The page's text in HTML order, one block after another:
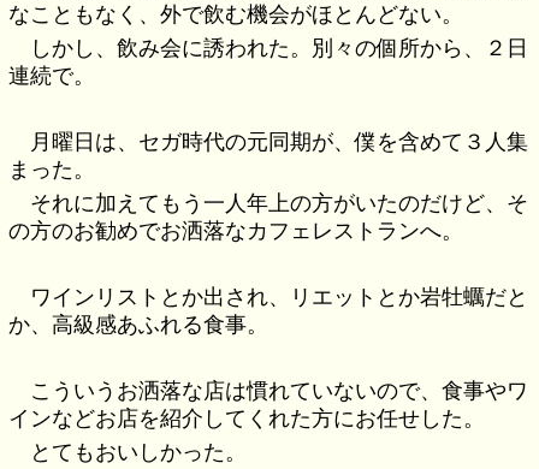
なこともなく、外で飲む機会がほとんどない。
しかし、飲み会に誘われた。別々の個所から、２日
連続で。
月曜日は、セガ時代の元同期が、僕を含めて３人集
まった。
それに加えてもう一人年上の方がいたのだけど、そ
の方のお勧めでお洒落なカフェレストランへ。
ワインリストとか出され、リエットとか岩牡蠣だと
か、高級感あふれる食事。
こういうお洒落な店は慣れていないので、食事やワ
インなどお店を紹介してくれた方にお任せした。
とてもおいしかった。